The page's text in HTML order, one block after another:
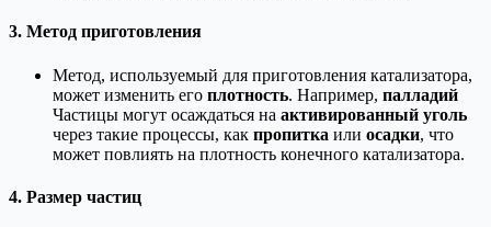
3. Метод приготовления
Метод, используемый для приготовления катализатора,
может изменить его плотность. Например, палладий
Частицы могут осаждаться на активированный уголь
через такие процессы, как пропитка или осадки, что
может повлиять на плотность конечного катализатора.
4. Размер частиц